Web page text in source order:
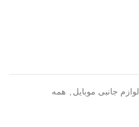
لوازم جانبی موبایل همه